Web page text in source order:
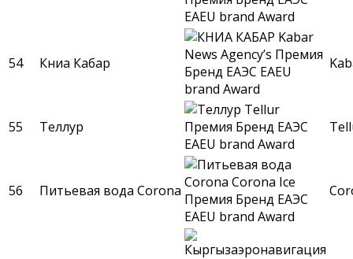
54 Книа Кабар
55 Теллур
56 Питьевая вода Corona